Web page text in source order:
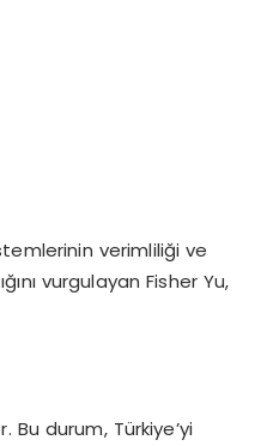
verimliliği ve
vurgulayan Fisher Yu,
Bu durum, Türkiye’yi